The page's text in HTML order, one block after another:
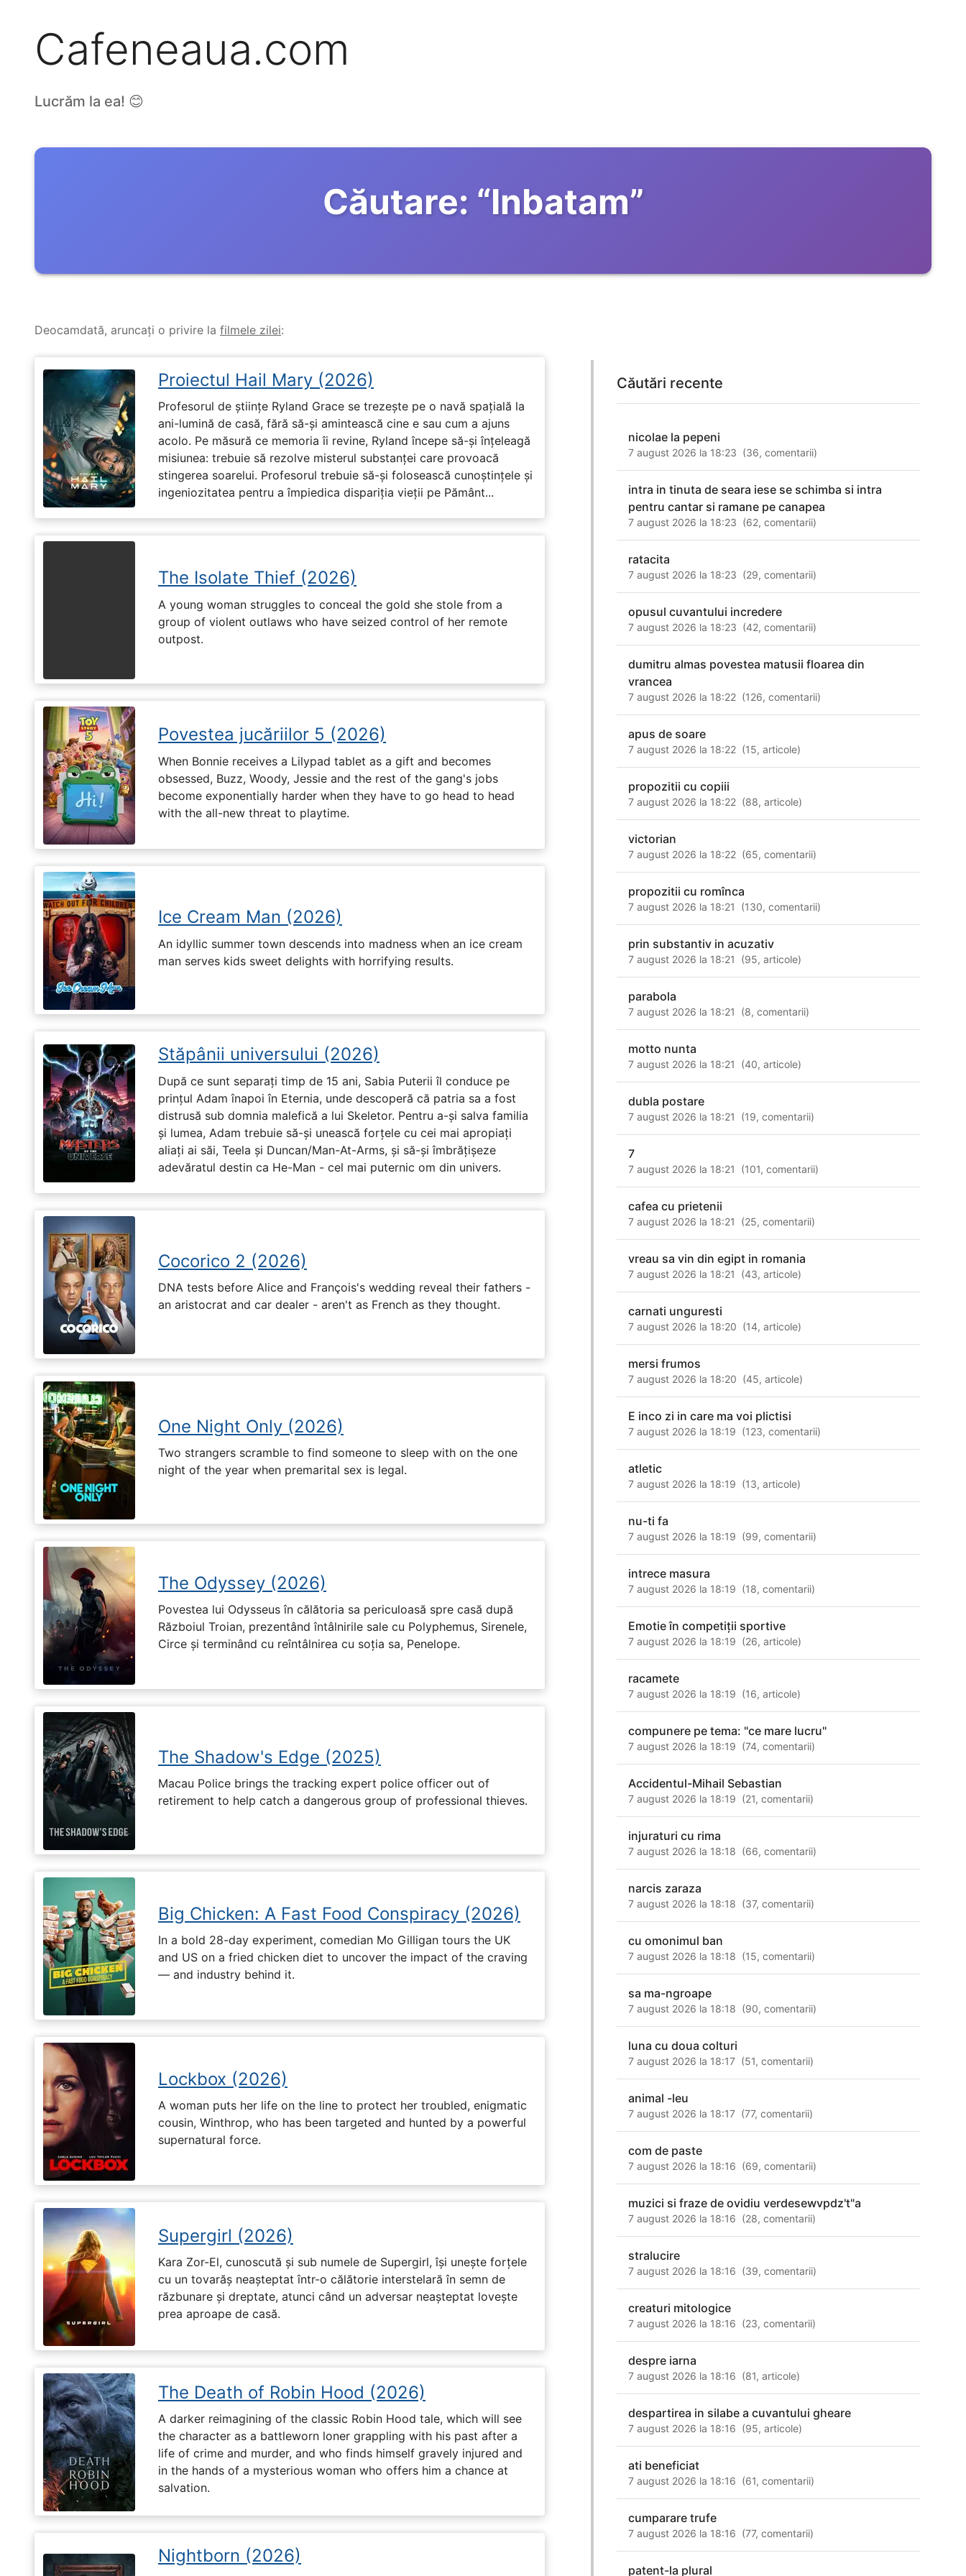
Cafeneaua.com
Lucrăm la ea! 😊
Căutare: “Inbatam”
Deocamdată, aruncați o privire la filmele zilei:
Proiectul Hail Mary (2026)
Profesorul de științe Ryland Grace se trezește pe o navă spațială la
ani-lumină de casă, fără să-și amintească cine e sau cum a ajuns
acolo. Pe măsură ce memoria îi revine, Ryland începe să-și înțeleagă
misiunea: trebuie să rezolve misterul substanței care provoacă
stingerea soarelui. Profesorul trebuie să-și folosească cunoștințele și
ingeniozitatea pentru a împiedica dispariția vieții pe Pământ...
The Isolate Thief (2026)
A young woman struggles to conceal the gold she stole from a
group of violent outlaws who have seized control of her remote
outpost.
Povestea jucăriilor 5 (2026)
When Bonnie receives a Lilypad tablet as a gift and becomes
obsessed, Buzz, Woody, Jessie and the rest of the gang's jobs
become exponentially harder when they have to go head to head
with the all-new threat to playtime.
Ice Cream Man (2026)
An idyllic summer town descends into madness when an ice cream
man serves kids sweet delights with horrifying results.
Stăpânii universului (2026)
După ce sunt separați timp de 15 ani, Sabia Puterii îl conduce pe
prințul Adam înapoi în Eternia, unde descoperă că patria sa a fost
distrusă sub domnia malefică a lui Skeletor. Pentru a-și salva familia
și lumea, Adam trebuie să-și unească forțele cu cei mai apropiați
aliați ai săi, Teela și Duncan/Man-At-Arms, și să-și îmbrățișeze
adevăratul destin ca He-Man - cel mai puternic om din univers.
Cocorico 2 (2026)
DNA tests before Alice and François's wedding reveal their fathers -
an aristocrat and car dealer - aren't as French as they thought.
One Night Only (2026)
Two strangers scramble to find someone to sleep with on the one
night of the year when premarital sex is legal.
The Odyssey (2026)
Povestea lui Odysseus în călătoria sa periculoasă spre casă după
Războiul Troian, prezentând întâlnirile sale cu Polyphemus, Sirenele,
Circe și terminând cu reîntâlnirea cu soția sa, Penelope.
The Shadow's Edge (2025)
Macau Police brings the tracking expert police officer out of
retirement to help catch a dangerous group of professional thieves.
Big Chicken: A Fast Food Conspiracy (2026)
In a bold 28-day experiment, comedian Mo Gilligan tours the UK
and US on a fried chicken diet to uncover the impact of the craving
— and industry behind it.
Lockbox (2026)
A woman puts her life on the line to protect her troubled, enigmatic
cousin, Winthrop, who has been targeted and hunted by a powerful
supernatural force.
Supergirl (2026)
Kara Zor-El, cunoscută și sub numele de Supergirl, își unește forțele
cu un tovarăș neașteptat într-o călătorie interstelară în semn de
răzbunare și dreptate, atunci când un adversar neașteptat lovește
prea aproape de casă.
The Death of Robin Hood (2026)
A darker reimagining of the classic Robin Hood tale, which will see
the character as a battleworn loner grappling with his past after a
life of crime and murder, and who finds himself gravely injured and
in the hands of a mysterious woman who offers him a chance at
salvation.
Nightborn (2026)
Căutări recente
nicolae la pepeni
7 august 2026 la 18:23 (36,comentarii)
intra in tinuta de seara iese se schimba si intra
pentru cantar si ramane pe canapea
7 august 2026 la 18:23 (62,comentarii)
ratacita
7 august 2026 la 18:23 (29,comentarii)
opusul cuvantului incredere
7 august 2026 la 18:23 (42,comentarii)
dumitru almas povestea matusii floarea din
vrancea
7 august 2026 la 18:22 (126,comentarii)
apus de soare
7 august 2026 la 18:22 (15,articole)
propozitii cu copiii
7 august 2026 la 18:22 (88,articole)
victorian
7 august 2026 la 18:22 (65,comentarii)
propozitii cu romînca
7 august 2026 la 18:21 (130,comentarii)
prin substantiv in acuzativ
7 august 2026 la 18:21 (95,articole)
parabola
7 august 2026 la 18:21 (8,comentarii)
motto nunta
7 august 2026 la 18:21 (40,articole)
dubla postare
7 august 2026 la 18:21 (19,comentarii)
7
7 august 2026 la 18:21 (101,comentarii)
cafea cu prietenii
7 august 2026 la 18:21 (25,comentarii)
vreau sa vin din egipt in romania
7 august 2026 la 18:21 (43,articole)
carnati unguresti
7 august 2026 la 18:20 (14,articole)
mersi frumos
7 august 2026 la 18:20 (45,articole)
E inco zi in care ma voi plictisi
7 august 2026 la 18:19 (123,comentarii)
atletic
7 august 2026 la 18:19 (13,articole)
nu-ti fa
7 august 2026 la 18:19 (99,comentarii)
intrece masura
7 august 2026 la 18:19 (18,comentarii)
Emotie în competiții sportive
7 august 2026 la 18:19 (26,articole)
racamete
7 august 2026 la 18:19 (16,articole)
compunere pe tema: "ce mare lucru"
7 august 2026 la 18:19 (74,comentarii)
Accidentul-Mihail Sebastian
7 august 2026 la 18:19 (21,comentarii)
injuraturi cu rima
7 august 2026 la 18:18 (66,comentarii)
narcis zaraza
7 august 2026 la 18:18 (37,comentarii)
cu omonimul ban
7 august 2026 la 18:18 (15,comentarii)
sa ma-ngroape
7 august 2026 la 18:18 (90,comentarii)
luna cu doua colturi
7 august 2026 la 18:17 (51,comentarii)
animal -leu
7 august 2026 la 18:17 (77,comentarii)
com de paste
7 august 2026 la 18:16 (69,comentarii)
muzici si fraze de ovidiu verdesewvpdz't"a
7 august 2026 la 18:16 (28,comentarii)
stralucire
7 august 2026 la 18:16 (39,comentarii)
creaturi mitologice
7 august 2026 la 18:16 (23,comentarii)
despre iarna
7 august 2026 la 18:16 (81,articole)
despartirea in silabe a cuvantului gheare
7 august 2026 la 18:16 (95,articole)
ati beneficiat
7 august 2026 la 18:16 (61,comentarii)
cumparare trufe
7 august 2026 la 18:16 (77,comentarii)
patent-la plural